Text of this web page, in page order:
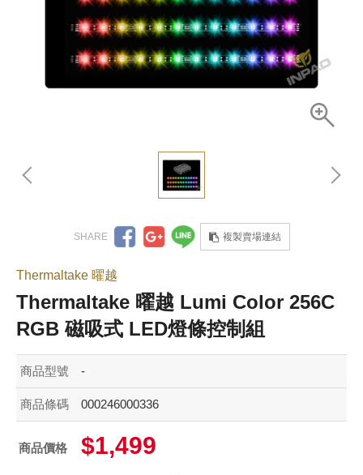
複製賣場連結
Thermaltake 曜越
Thermaltake 曜越 Lumi Color 256C
RGB 磁吸式 LED燈條控制組
商品型號 -
商品條碼 000246000336
商品價格 $1,499